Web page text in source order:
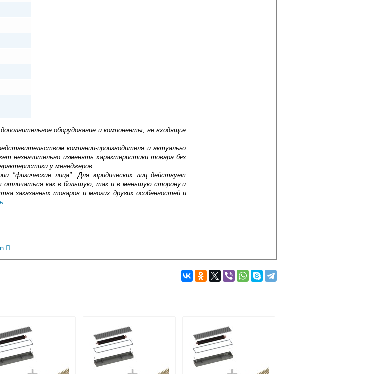
оборудование и компоненты, не входящие
компании-производителя и актуально
незначительно изменять характеристики товара без
у менеджеров.
"физические лица". Для юридических лиц действует
отличаться как в большую, так и в меньшую сторону и
заказанных товаров и многих других особенностей и
и другие).
Подробнее об оплате